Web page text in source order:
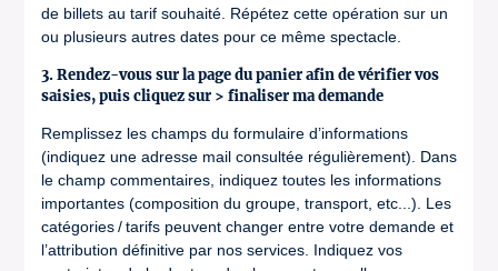
de billets au tarif souhaité. Répétez cette opération sur un
ou plusieurs autres dates pour ce même spectacle.
3. Rendez-vous sur la page du panier afin de vérifier vos
saisies, puis cliquez sur > finaliser ma demande
Remplissez les champs du formulaire d’informations
(indiquez une adresse mail consultée régulièrement). Dans
le champ commentaires, indiquez toutes les informations
importantes (composition du groupe, transport, etc...). Les
catégories / tarifs peuvent changer entre votre demande et
l’attribution définitive par nos services. Indiquez vos